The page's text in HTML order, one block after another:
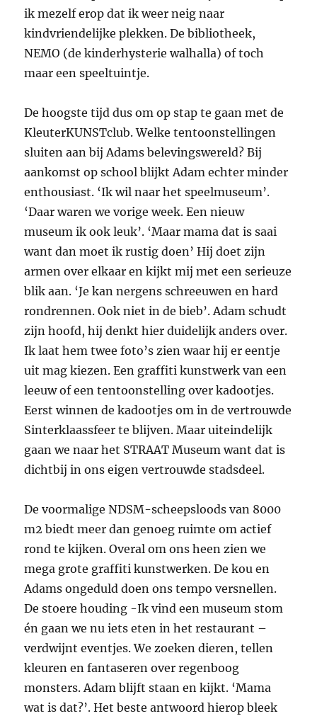
ik mezelf erop dat ik weer neig naar
kindvriendelijke plekken. De bibliotheek,
NEMO (de kinderhysterie walhalla) of toch
maar een speeltuintje.
De hoogste tijd dus om op stap te gaan met de
KleuterKUNSTclub. Welke tentoonstellingen
sluiten aan bij Adams belevingswereld? Bij
aankomst op school blijkt Adam echter minder
enthousiast. ‘Ik wil naar het speelmuseum’.
‘Daar waren we vorige week. Een nieuw
museum ik ook leuk’. ‘Maar mama dat is saai
want dan moet ik rustig doen’ Hij doet zijn
armen over elkaar en kijkt mij met een serieuze
blik aan. ‘Je kan nergens schreeuwen en hard
rondrennen. Ook niet in de bieb’. Adam schudt
zijn hoofd, hij denkt hier duidelijk anders over.
Ik laat hem twee foto’s zien waar hij er eentje
uit mag kiezen. Een graffiti kunstwerk van een
leeuw of een tentoonstelling over kadootjes.
Eerst winnen de kadootjes om in de vertrouwde
Sinterklaassfeer te blijven. Maar uiteindelijk
gaan we naar het STRAAT Museum want dat is
dichtbij in ons eigen vertrouwde stadsdeel.
De voormalige NDSM-scheepsloods van 8000
m2 biedt meer dan genoeg ruimte om actief
rond te kijken. Overal om ons heen zien we
mega grote graffiti kunstwerken. De kou en
Adams ongeduld doen ons tempo versnellen.
De stoere houding -Ik vind een museum stom
én gaan we nu iets eten in het restaurant –
verdwijnt eventjes. We zoeken dieren, tellen
kleuren en fantaseren over regenboog
monsters. Adam blijft staan en kijkt. ‘Mama
wat is dat?’. Het beste antwoord hierop bleek